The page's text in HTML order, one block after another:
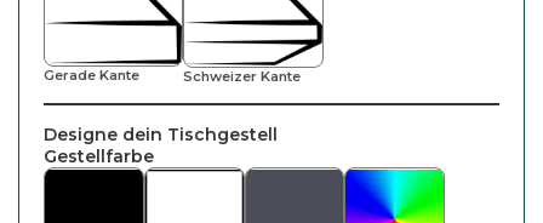
Gerade Kante Schweizer Kante
Designe dein Tischgestell
Gestellfarbe